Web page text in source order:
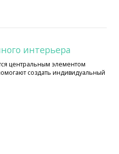
интерьера
центральным элементом
создать индивидуальный